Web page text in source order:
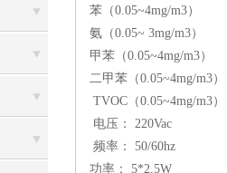
苯（0.05~4mg/m3）
氨（0.05~ 3mg/m3）
甲苯（0.05~4mg/m3）
二甲苯（0.05~4mg/m3）
TVOC（0.05~4mg/m3）
电压： 220Vac
频率： 50/60hz
功率： 5*2.5W